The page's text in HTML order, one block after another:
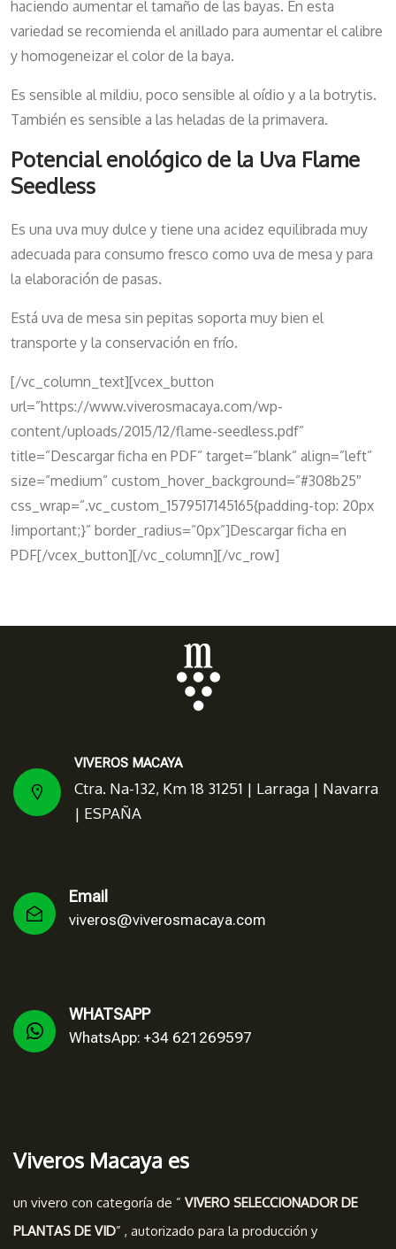
haciendo aumentar el tamaño de las bayas. En esta
variedad se recomienda el anillado para aumentar el calibre
y homogeneizar el color de la baya.
Es sensible al mildiu, poco sensible al oídio y a la botrytis.
También es sensible a las heladas de la primavera.
Potencial enológico de la Uva Flame
Seedless
Es una uva muy dulce y tiene una acidez equilibrada muy
adecuada para consumo fresco como uva de mesa y para
la elaboración de pasas.
Está uva de mesa sin pepitas soporta muy bien el
transporte y la conservación en frío.
[/vc_column_text][vcex_button
url=”https://www.viverosmacaya.com/wp-
content/uploads/2015/12/flame-seedless.pdf”
title=”Descargar ficha en PDF” target=”blank” align=”left”
size=”medium” custom_hover_background=”#308b25″
css_wrap=”.vc_custom_1579517145165{padding-top: 20px
!important;}” border_radius=”0px”]Descargar ficha en
PDF[/vcex_button][/vc_column][/vc_row]
VIVEROS MACAYA
Ctra. Na-132, Km 18 31251 | Larraga | Navarra
| ESPAÑA
Email
viveros@viverosmacaya.com
WHATSAPP
WhatsApp: +34 621269597
Viveros Macaya es
un vivero con categoría de ” VIVERO SELECCIONADOR DE
PLANTAS DE VID” , autorizado para la producción y